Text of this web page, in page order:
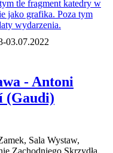
03.07.2022
- Antoni
(Gaudi)
Sala Wystaw,